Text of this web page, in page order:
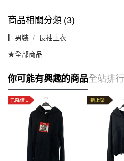
商品相關分類 (3)
▎男裝 長袖上衣
★全部商品
你可能有興趣的商品全站排行